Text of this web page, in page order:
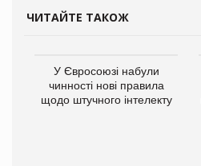
ЧИТАЙТЕ ТАКОЖ
У Євросоюзі набули
чинності нові правила
щодо штучного інтелекту